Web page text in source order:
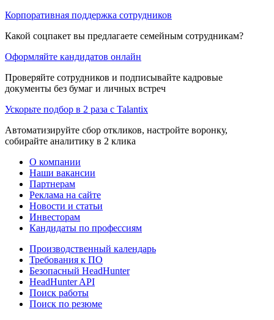
Корпоративная поддержка сотрудников
Какой соцпакет вы предлагаете семейным сотрудникам?
Оформляйте кандидатов онлайн
Проверяйте сотрудников и подписывайте кадровые
документы без бумаг и личных встреч
Ускорьте подбор в 2 раза с Talantix
Автоматизируйте сбор откликов, настройте воронку,
собирайте аналитику в 2 клика
О компании
Наши вакансии
Партнерам
Реклама на сайте
Новости и статьи
Инвесторам
Кандидаты по профессиям
Производственный календарь
Требования к ПО
Безопасный HeadHunter
HeadHunter API
Поиск работы
Поиск по резюме